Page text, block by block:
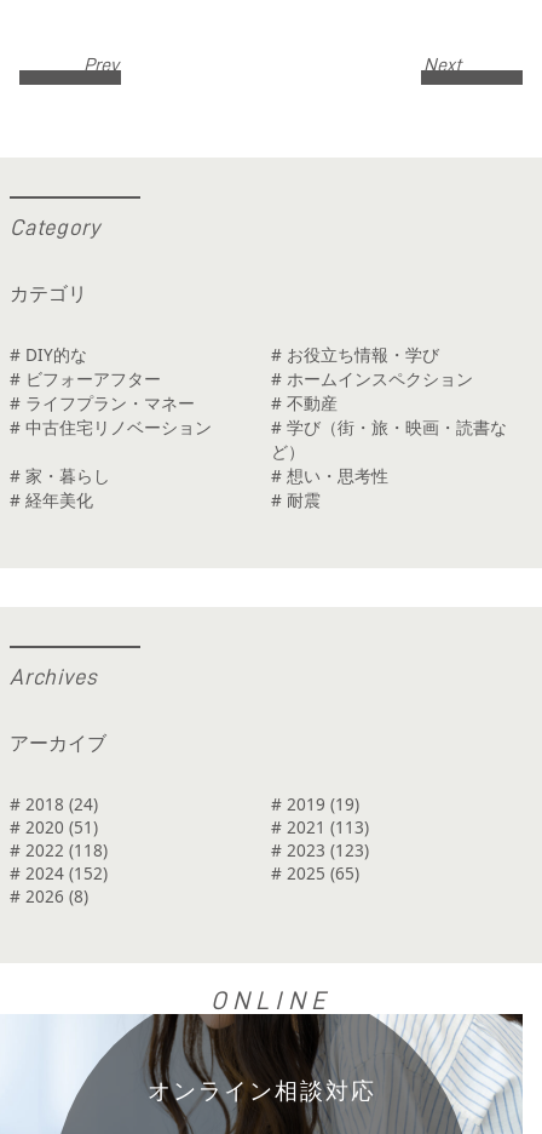
Prev Next
Category
カテゴリ
# DIY的な
# お役立ち情報・学び
# ビフォーアフター
# ホームインスペクション
# ライフプラン・マネー
# 不動産
# 中古住宅リノベーション
# 学び（街・旅・映画・読書な
ど）
# 家・暮らし
# 想い・思考性
# 経年美化
# 耐震
Archives
アーカイブ
# 2018 (24)
# 2019 (19)
# 2020 (51)
# 2021 (113)
# 2022 (118)
# 2023 (123)
# 2024 (152)
# 2025 (65)
# 2026 (8)
ONLINE
オンライン相談対応